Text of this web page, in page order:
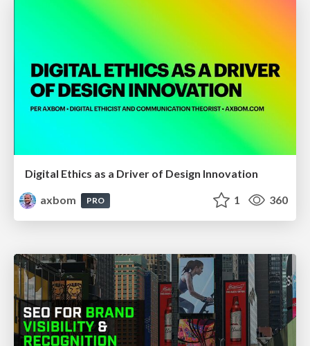
Digital Ethics as a Driver of Design Innovation
axbom
PRO 1 360